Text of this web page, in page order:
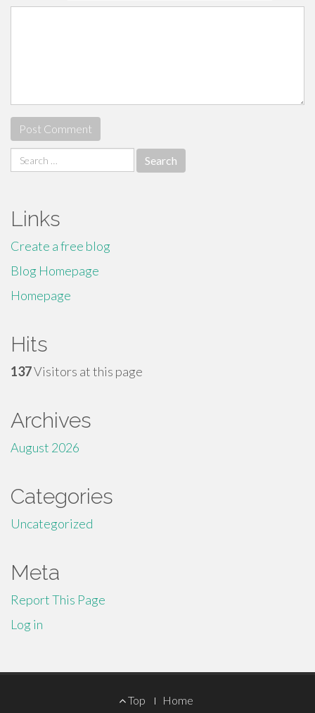
Search
for:
Links
Create a free blog
Blog Homepage
Homepage
Hits
137Visitors at this page
Archives
August 2026
Categories
Uncategorized
Meta
Report This Page
Log in
Top Home